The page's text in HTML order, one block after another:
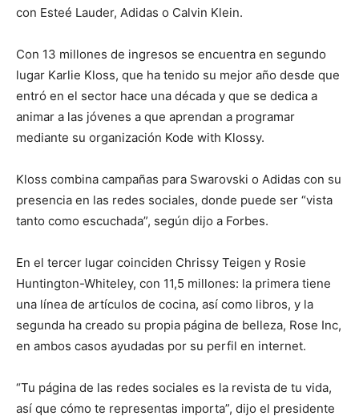
con Esteé Lauder, Adidas o Calvin Klein.
Con 13 millones de ingresos se encuentra en segundo
lugar Karlie Kloss, que ha tenido su mejor año desde que
entró en el sector hace una década y que se dedica a
animar a las jóvenes a que aprendan a programar
mediante su organización Kode with Klossy.
Kloss combina campañas para Swarovski o Adidas con su
presencia en las redes sociales, donde puede ser “vista
tanto como escuchada”, según dijo a Forbes.
En el tercer lugar coinciden Chrissy Teigen y Rosie
Huntington-Whiteley, con 11,5 millones: la primera tiene
una línea de artículos de cocina, así como libros, y la
segunda ha creado su propia página de belleza, Rose Inc,
en ambos casos ayudadas por su perfil en internet.
“Tu página de las redes sociales es la revista de tu vida,
así que cómo te representas importa”, dijo el presidente